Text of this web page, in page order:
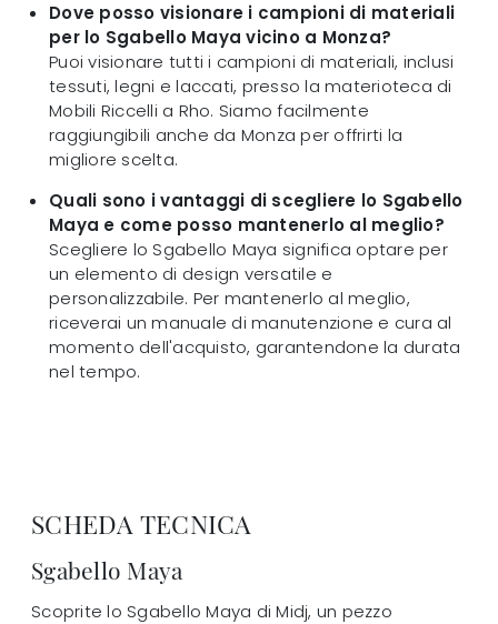
Dove posso visionare i campioni di materiali
per lo Sgabello Maya vicino a Monza?
Puoi visionare tutti i campioni di materiali, inclusi
tessuti, legni e laccati, presso la materioteca di
Mobili Riccelli a Rho. Siamo facilmente
raggiungibili anche da Monza per offrirti la
migliore scelta.
Quali sono i vantaggi di scegliere lo Sgabello
Maya e come posso mantenerlo al meglio?
Scegliere lo Sgabello Maya significa optare per
un elemento di design versatile e
personalizzabile. Per mantenerlo al meglio,
riceverai un manuale di manutenzione e cura al
momento dell'acquisto, garantendone la durata
nel tempo.
SCHEDA TECNICA
Sgabello Maya
Scoprite lo Sgabello Maya di Midj, un pezzo